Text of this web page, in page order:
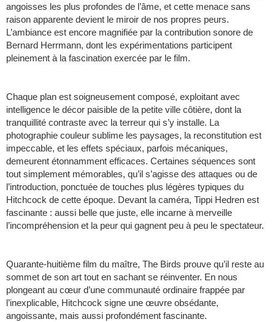
angoisses les plus profondes de l’âme, et cette menace sans
raison apparente devient le miroir de nos propres peurs.
L’ambiance est encore magnifiée par la contribution sonore de
Bernard Herrmann, dont les expérimentations participent
pleinement à la fascination exercée par le film.
Chaque plan est soigneusement composé, exploitant avec
intelligence le décor paisible de la petite ville côtière, dont la
tranquillité contraste avec la terreur qui s’y installe. La
photographie couleur sublime les paysages, la reconstitution est
impeccable, et les effets spéciaux, parfois mécaniques,
demeurent étonnamment efficaces. Certaines séquences sont
tout simplement mémorables, qu’il s’agisse des attaques ou de
l’introduction, ponctuée de touches plus légères typiques du
Hitchcock de cette époque. Devant la caméra, Tippi Hedren est
fascinante : aussi belle que juste, elle incarne à merveille
l’incompréhension et la peur qui gagnent peu à peu le spectateur.
Quarante-huitième film du maître, The Birds prouve qu’il reste au
sommet de son art tout en sachant se réinventer. En nous
plongeant au cœur d’une communauté ordinaire frappée par
l’inexplicable, Hitchcock signe une œuvre obsédante,
angoissante, mais aussi profondément fascinante.